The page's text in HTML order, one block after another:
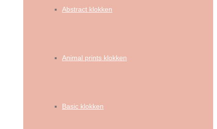
Abstract klokken
Animal prints klokken
Basic klokken